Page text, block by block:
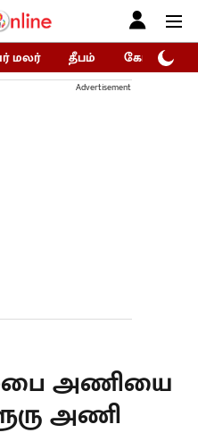
மலர் தீபம் கோகுலம்/
Advertisement
அணியை
அணி